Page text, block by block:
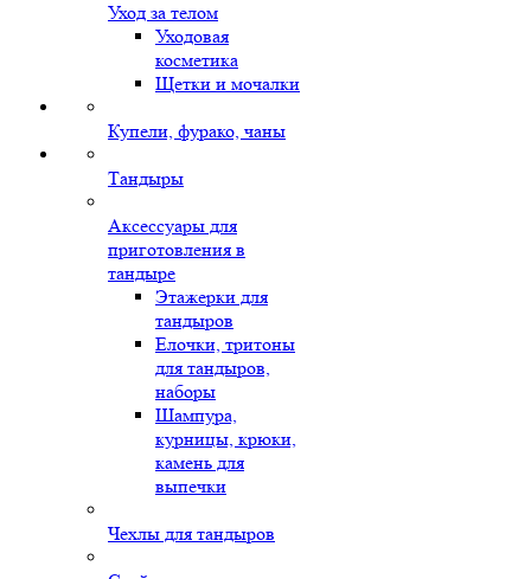
Уход за телом
Уходовая
косметика
Щетки и мочалки
Купели, фурако, чаны
Тандыры
Аксессуары для
приготовления в
тандыре
Этажерки для
тандыров
Елочки, тритоны
для тандыров,
наборы
Шампура,
курницы, крюки,
камень для
выпечки
Чехлы для тандыров